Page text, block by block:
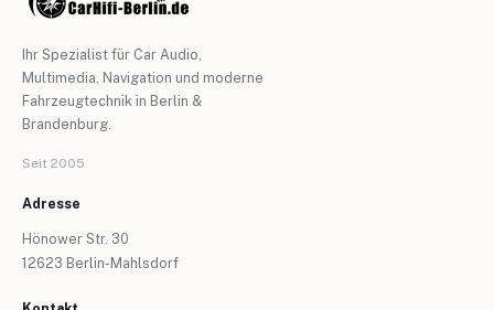
Ihr Spezialist für Car Audio,
Multimedia, Navigation und moderne
Fahrzeugtechnik in Berlin &
Brandenburg.
Seit 2005
Adresse
Hönower Str. 30
12623 Berlin-Mahlsdorf